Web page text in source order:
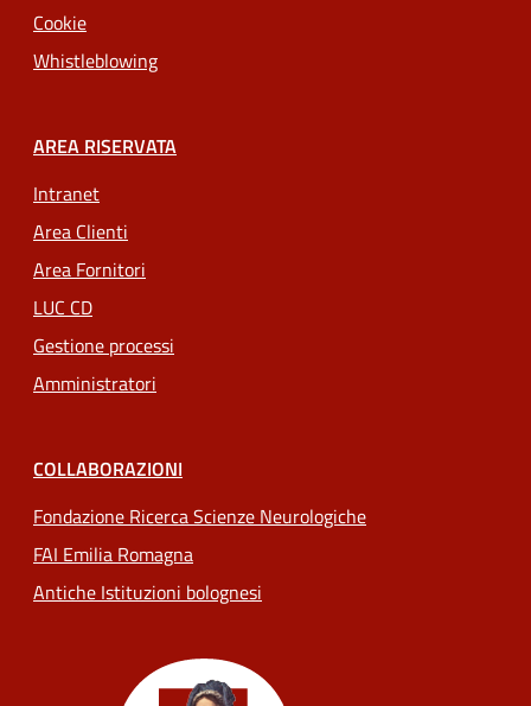
Cookie
Whistleblowing
AREA RISERVATA
Intranet
Area Clienti
Area Fornitori
LUC CD
Gestione processi
Amministratori
COLLABORAZIONI
Fondazione Ricerca Scienze Neurologiche
FAI Emilia Romagna
Antiche Istituzioni bolognesi